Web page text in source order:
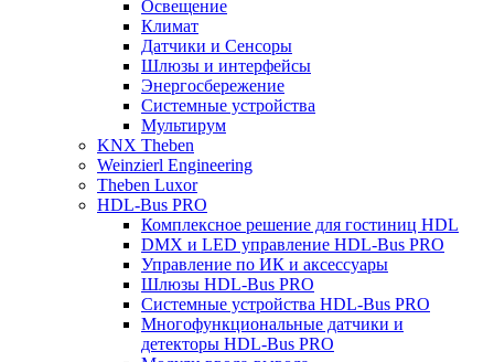
Освещение
Климат
Датчики и Сенсоры
Шлюзы и интерфейсы
Энергосбережение
Системные устройства
Мультирум
KNX Theben
Weinzierl Engineering
Theben Luxor
HDL-Bus PRO
Комплексное решение для гостиниц HDL
DMX и LED управление HDL-Bus PRO
Управление по ИК и аксессуары
Шлюзы HDL-Bus PRO
Системные устройства HDL-Bus PRO
Многофункциональные датчики и
детекторы HDL-Bus PRO